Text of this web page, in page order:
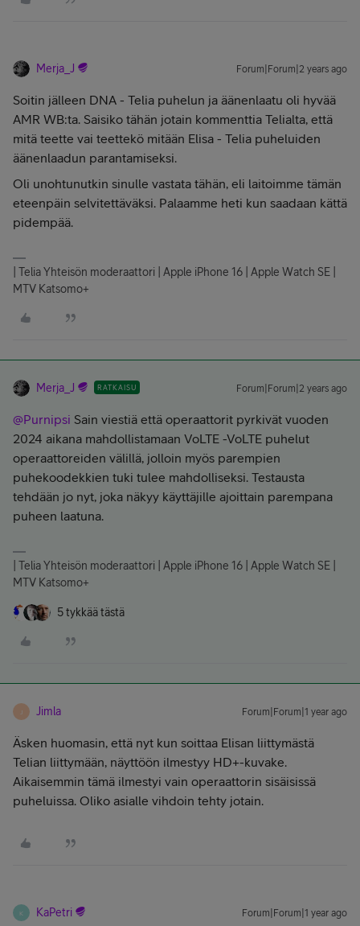
Merja_J Forum|Forum|2 years ago
Soitin jälleen DNA - Telia puhelun ja äänenlaatu oli hyvää
AMR WB:ta. Saisiko tähän jotain kommenttia Telialta, että
mitä teette vai teettekö mitään Elisa - Telia puheluiden
äänenlaadun parantamiseksi.
Oli unohtunutkin sinulle vastata tähän, eli laitoimme tämän
eteenpäin selvitettäväksi. Palaamme heti kun saadaan kättä
pidempää.
| Telia Yhteisön moderaattori | Apple iPhone 16 | Apple Watch SE |
MTV Katsomo+
Merja_J RATKAISU Forum|Forum|2 years ago
@Purnipsi Sain viestiä että operaattorit pyrkivät vuoden
2024 aikana mahdollistamaan VoLTE -VoLTE puhelut
operaattoreiden välillä, jolloin myös parempien
puhekoodekkien tuki tulee mahdolliseksi. Testausta
tehdään jo nyt, joka näkyy käyttäjille ajoittain parempana
puheen laatuna.
| Telia Yhteisön moderaattori | Apple iPhone 16 | Apple Watch SE |
MTV Katsomo+
5 tykkää tästä
J Jimla Forum|Forum|1 year ago
Äsken huomasin, että nyt kun soittaa Elisan liittymästä
Telian liittymään, näyttöön ilmestyy HD+-kuvake.
Aikaisemmin tämä ilmestyi vain operaattorin sisäisissä
puheluissa. Oliko asialle vihdoin tehty jotain.
K KaPetri Forum|Forum|1 year ago